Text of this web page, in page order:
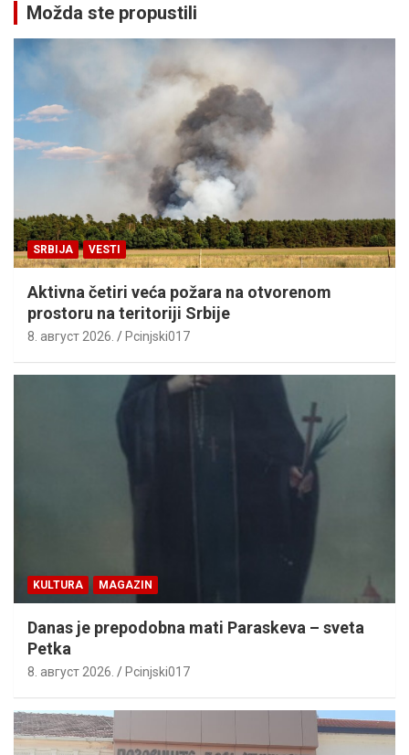
Možda ste propustili
SRBIJA VESTI
Aktivna četiri veća požara na otvorenom
prostoru na teritoriji Srbije
8. август 2026. Pcinjski017
KULTURA MAGAZIN
Danas je prepodobna mati Paraskeva – sveta
Petka
8. август 2026. Pcinjski017